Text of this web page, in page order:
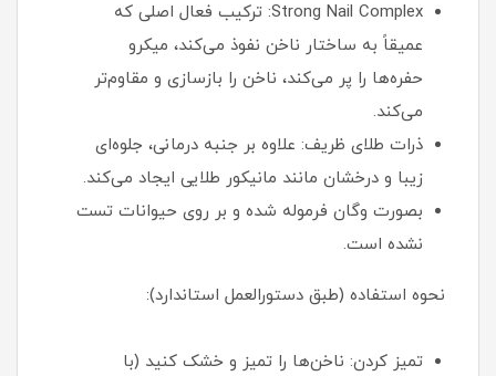
Strong Nail Complex: ترکیب فعال اصلی که
عمیقاً به ساختار ناخن نفوذ می‌کند، میکرو
حفره‌ها را پر می‌کند، ناخن را بازسازی و مقاوم‌تر
می‌کند.
ذرات طلای ظریف: علاوه بر جنبه درمانی، جلوه‌ای
زیبا و درخشان مانند مانیکور طلایی ایجاد می‌کند.
بصورت وگان فرموله شده و بر روی حیوانات تست
نشده است.
نحوه استفاده (طبق دستورالعمل استاندارد):
تمیز کردن: ناخن‌ها را تمیز و خشک کنید (با